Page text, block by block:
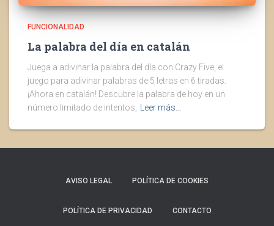
FUNCIONALIDAD
La palabra del día en catalán
Juega a adivinar la palabra del día con Crazy Five, el
juego para adivinar palabras de 5 letras en 6 tiradas.
¡Ahora en catalán! Descubre la palabra de hoy en un
número limitado de intentos,
Leer más…
AVISO LEGAL POLÍTICA DE COOKIES
POLÍTICA DE PRIVACIDAD CONTACTO